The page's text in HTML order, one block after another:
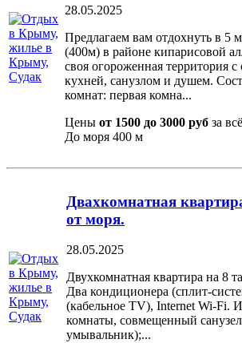
28.05.2025
Предлагаем вам отдохнуть в 5
(400м) в районе кипарисовой
своя огороженная территория
кухней, санузлом и душем.
комнат: первая комна...
Цены от 1500 до 3000 руб за всё
До моря 400 м
Двахкомнатная
от моря.
28.05.2025
Двухкомнатная квартира на 8
Два кондиционера (сплит-
(кабельное TV), Internet Wi-Fi.
комнаты, совмещенный
умывальник);...